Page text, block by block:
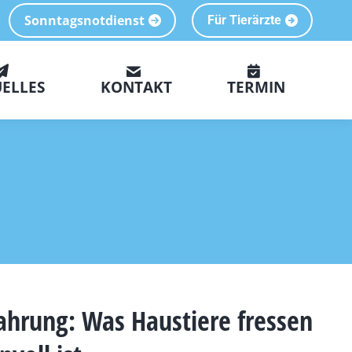
Sonntagsnotdienst Für Tierärzte
KONTAKT TERMIN
Was Haustiere fressen